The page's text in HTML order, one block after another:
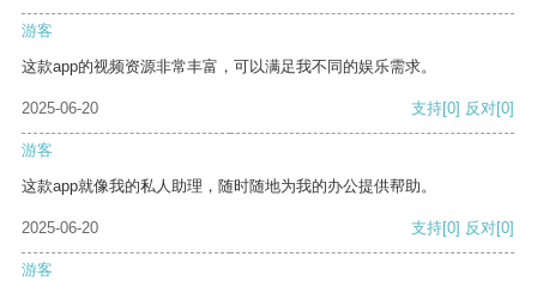
游客
这款app的视频资源非常丰富，可以满足我不同的娱乐需求。
2025-06-20 支持[0] 反对[0]
游客
这款app就像我的私人助理，随时随地为我的办公提供帮助。
2025-06-20 支持[0] 反对[0]
游客